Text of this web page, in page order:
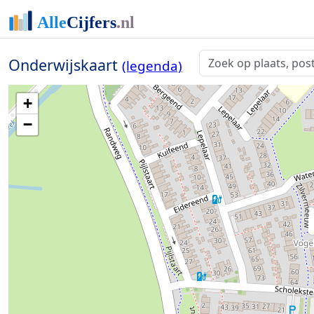
Onderwijskaart (legenda)
+
−